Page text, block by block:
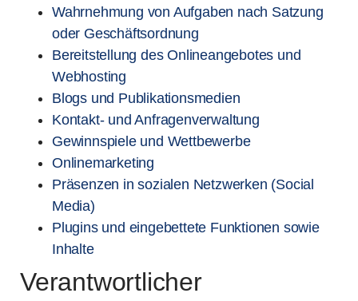
Wahrnehmung von Aufgaben nach Satzung
oder Geschäftsordnung
Bereitstellung des Onlineangebotes und
Webhosting
Blogs und Publikationsmedien
Kontakt- und Anfragenverwaltung
Gewinnspiele und Wettbewerbe
Onlinemarketing
Präsenzen in sozialen Netzwerken (Social
Media)
Plugins und eingebettete Funktionen sowie
Inhalte
Verantwortlicher